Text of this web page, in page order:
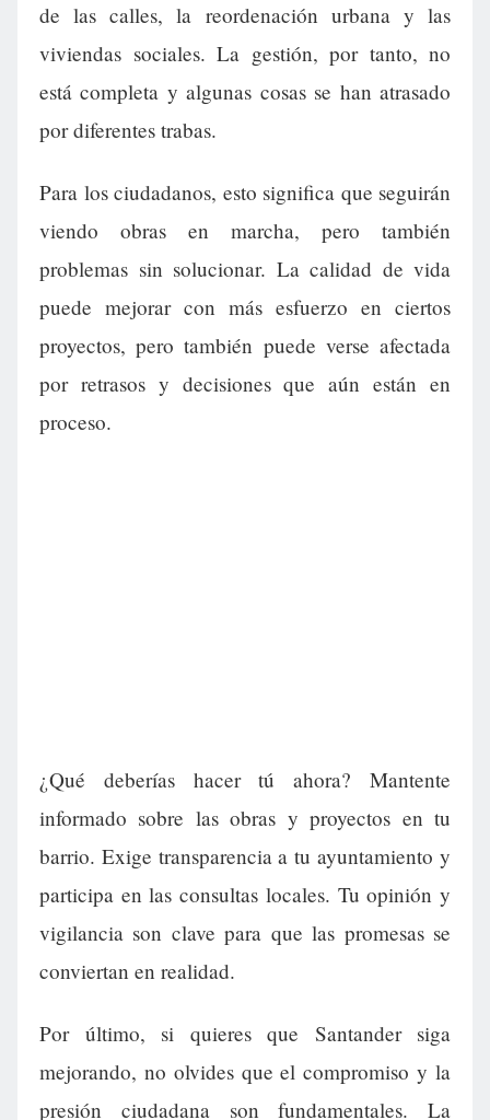
de las calles, la reordenación urbana y las
viviendas sociales. La gestión, por tanto, no
está completa y algunas cosas se han atrasado
por diferentes trabas.
Para los ciudadanos, esto significa que seguirán
viendo obras en marcha, pero también
problemas sin solucionar. La calidad de vida
puede mejorar con más esfuerzo en ciertos
proyectos, pero también puede verse afectada
por retrasos y decisiones que aún están en
proceso.
¿Qué deberías hacer tú ahora? Mantente
informado sobre las obras y proyectos en tu
barrio. Exige transparencia a tu ayuntamiento y
participa en las consultas locales. Tu opinión y
vigilancia son clave para que las promesas se
conviertan en realidad.
Por último, si quieres que Santander siga
mejorando, no olvides que el compromiso y la
presión ciudadana son fundamentales. La